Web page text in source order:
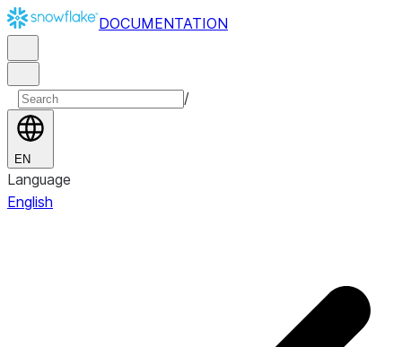
DOCUMENTATION
/
EN
Language
English